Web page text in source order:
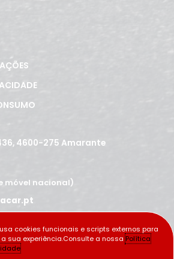
4600-275 Amarante
móvel nacional)
19:30h
cookies funcionais e scripts externos para
a sua experiência.Consulte a nossaPolítica